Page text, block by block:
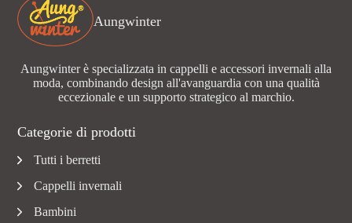
Aungwinter
Aungwinter è specializzata in cappelli e accessori invernali alla
moda, combinando design all'avanguardia con una qualità
eccezionale e un supporto strategico al marchio.
Categorie di prodotti
Tutti i berretti
Cappelli invernali
Bambini